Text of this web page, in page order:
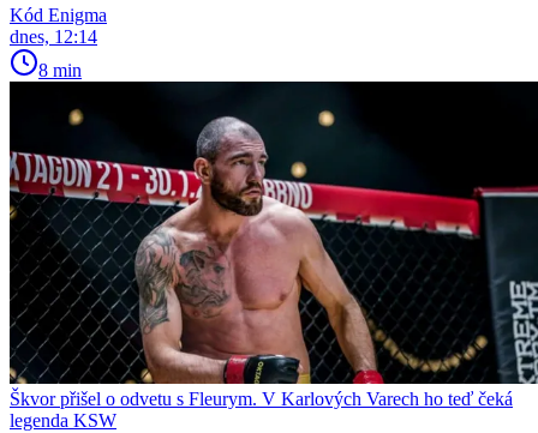
Kód Enigma
dnes, 12:14
8 min
Škvor přišel o odvetu s Fleurym. V Karlových Varech ho teď čeká
legenda KSW